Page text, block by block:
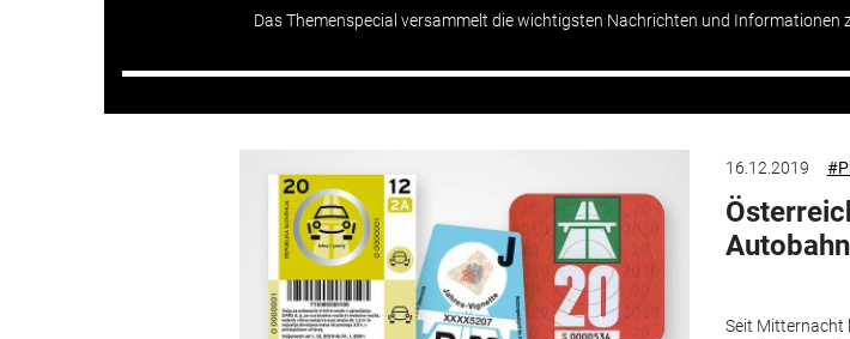
Das Themenspecial versammelt die wichtigsten Nachrichten und Informationen
16.12.2019
Seit Mitternacht